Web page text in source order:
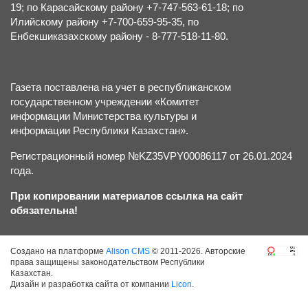
19; по Карасайскому району +7-747-563-61-18; по
Илийскому району +7-700-659-95-35, по
Енбекшиказахскому району - 8-777-518-11-80.
Газета поставлена на учет в республиканском
государственном учреждении «Комитет
информации Министерства культуры и
информации Республики Казахстан».
Регистрационный номер №KZ35VPY00086117 от 26.01.2024
года.
При копировании материалов ссылка на сайт
обязательна!
Создано на платформе Alison CMS © 2011-2026. Авторские
права защищены законодательством Республики
Казахстан.
Дизайн и разработка сайта от компании Licon